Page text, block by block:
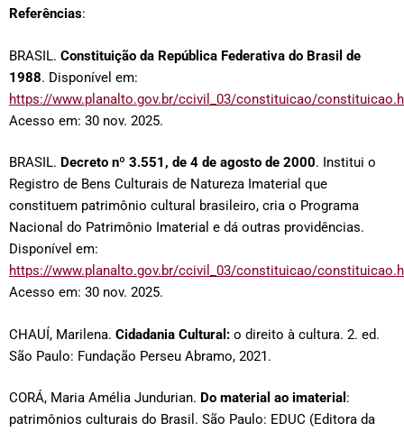
Referências:
BRASIL. Constituição da República Federativa do Brasil de
1988. Disponível em:
https://www.planalto.gov.br/ccivil_03/constituicao/
Acesso em: 30 nov. 2025.
BRASIL. Decreto nº 3.551, de 4 de agosto de 2000. Institui o
Registro de Bens Culturais de Natureza Imaterial que
constituem patrimônio cultural brasileiro, cria o Programa
Nacional do Patrimônio Imaterial e dá outras providências.
Disponível em:
https://www.planalto.gov.br/ccivil_03/constituicao/
Acesso em: 30 nov. 2025.
CHAUÍ, Marilena. Cidadania Cultural: o direito à cultura. 2. ed.
São Paulo: Fundação Perseu Abramo, 2021.
CORÁ, Maria Amélia Jundurian. Do material ao imaterial :
patrimônios culturais do Brasil. São Paulo: EDUC (Editora da